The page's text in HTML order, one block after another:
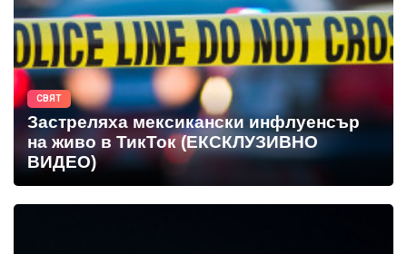
СВЯТ
Застреляха мексикански инфлуенсър
на живо в ТикТок (ЕКСКЛУЗИВНО
ВИДЕО)